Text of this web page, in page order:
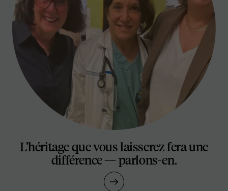
L’héritage que vous laisserez fera une
différence — parlons-en.